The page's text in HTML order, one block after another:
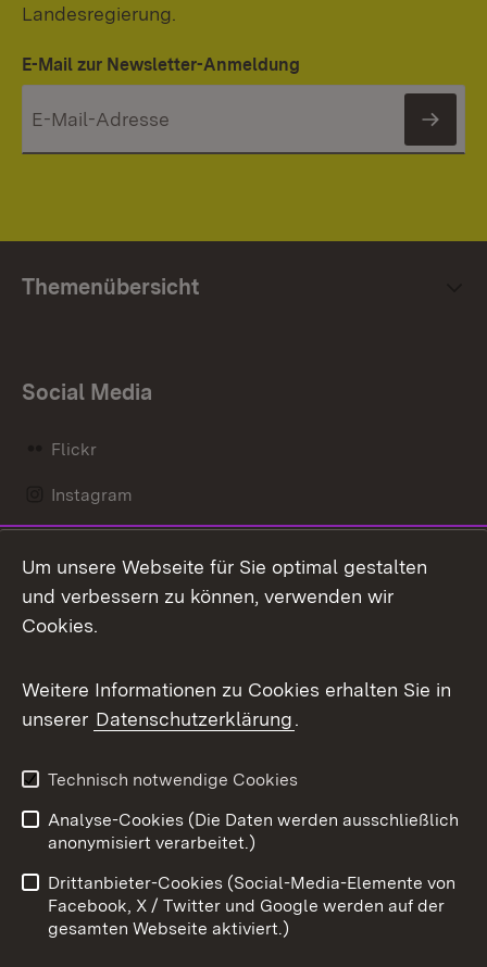
Landesregierung.
E-Mail zur Newsletter-Anmeldung
Themenübersicht
Social Media
Flickr
Instagram
Mastodon
Messenger
Social Wall
X / Twitter
Youtube
Benutzungshinweise
Barrierefreiheit
Datenschutz
Cookies
Um unsere Webseite für Sie optimal gestalten
und verbessern zu können, verwenden wir
Cookies.
Weitere Informationen zu Cookies erhalten Sie in
unserer Datenschutzerklärung.
Technisch notwendige Cookies
Analyse-Cookies (Die Daten werden ausschließlich
anonymisiert verarbeitet.)
Drittanbieter-Cookies (Social-Media-Elemente von
Facebook, X / Twitter und Google werden auf der
gesamten Webseite aktiviert.)